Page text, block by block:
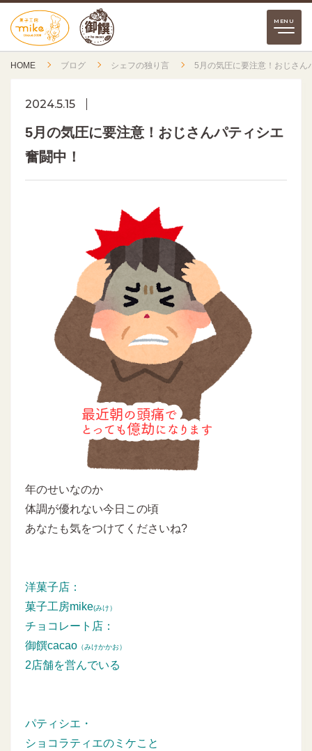
HOME ブログ シェフの独り言 5月の気圧に要注意！おじさん
2024.5.15
5月の気圧に要注意！おじさんパティシエ
奮闘中！
年のせいなのか
体調が優れない今日この頃
あなたも気をつけてくださいね?
洋菓子店：
菓子工房mike(みけ）
チョコレート店：
御饌cacao （みけかかお）
2店舗を営んでいる
パティシエ・
ショコラティエのミケこと